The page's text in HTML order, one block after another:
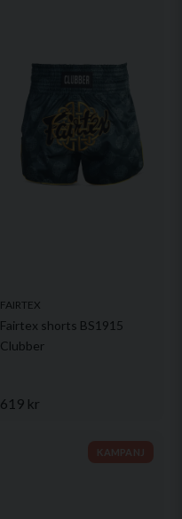
FAIRTEX
Fairtex shorts BS1915
Clubber
619 kr
KAMPANJ